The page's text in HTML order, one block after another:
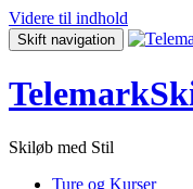
Videre til indhold
Skift navigation
Skiløb med Stil
Ture og Kurser